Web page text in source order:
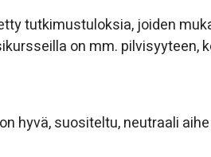
tutkimustuloksia, joiden
on mm. pilvisyyteen,
hyvä, suositeltu, neutraali